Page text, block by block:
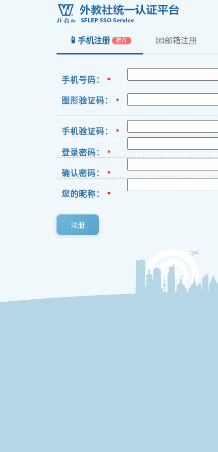
📱 手机注册 推荐 📧邮箱注册
手机号码： *
图形验证码： *
手机验证码： *
登录密码： *
确认密码： *
您的昵称： *
注册